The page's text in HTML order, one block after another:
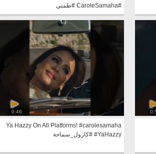
#CaroleSamaha #طمني
0:46
Ya Hazzy On All Platforms! #carolesamaha
#YaHazzy #كارول_سماحة